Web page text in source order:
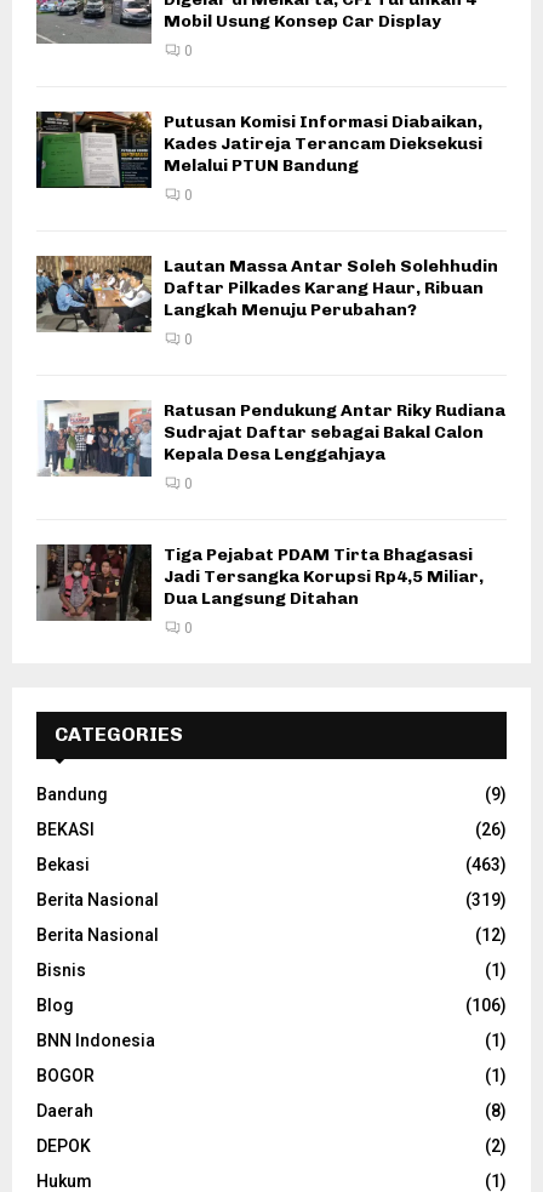
Mobil Usung Konsep Car Display
0
Putusan Komisi Informasi Diabaikan,
Kades Jatireja Terancam Dieksekusi
Melalui PTUN Bandung
0
Lautan Massa Antar Soleh Solehhudin
Daftar Pilkades Karang Haur, Ribuan
Langkah Menuju Perubahan?
0
Ratusan Pendukung Antar Riky Rudiana
Sudrajat Daftar sebagai Bakal Calon
Kepala Desa Lenggahjaya
0
Tiga Pejabat PDAM Tirta Bhagasasi
Jadi Tersangka Korupsi Rp4,5 Miliar,
Dua Langsung Ditahan
0
CATEGORIES
Bandung
(9)
BEKASI
(26)
Bekasi
(463)
Berita Nasional
(319)
Berita Nasional
(12)
Bisnis
(1)
Blog
(106)
BNN Indonesia
(1)
BOGOR
(1)
Daerah
(8)
DEPOK
(2)
Hukum
(1)